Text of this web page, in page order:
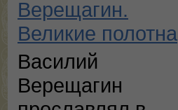
Верещагин.
Великие полотна
Василий
Верещагин